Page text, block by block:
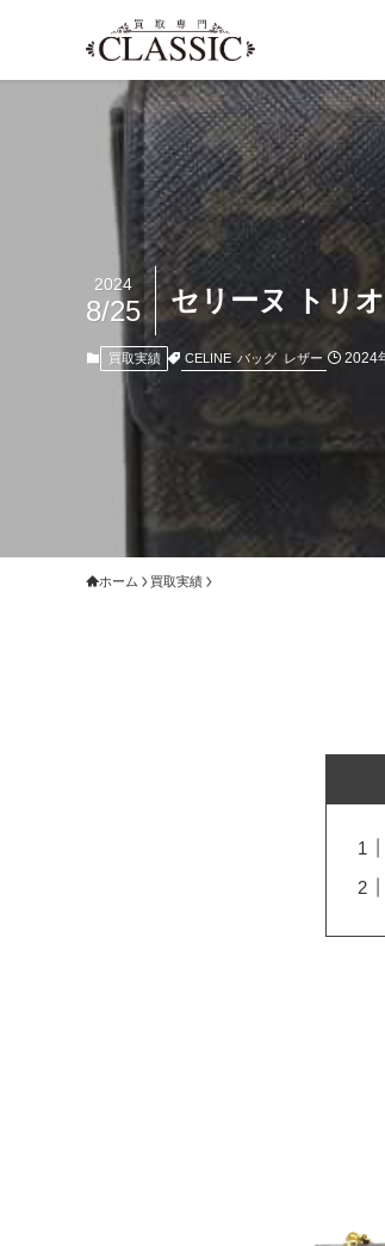
セリーヌ トリ
2024
8/25
買取実績 CELINE バッグ レザー 2024
ホーム 買取実績